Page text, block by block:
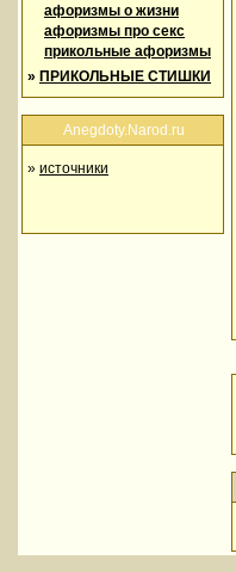
афоризмы о жизни
афоризмы про секс
прикольные афоризмы
» ПРИКОЛЬНЫЕ СТИШКИ
Anegdoty.Narod.ru
» источники